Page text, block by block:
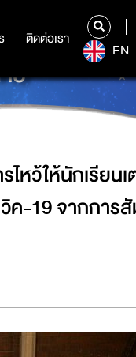
ติดต่อเรา
ติดต่อเรา
EN
อช่วยลดคว
ย
หว้ให้นักเรียน
วิค-19 จากกา